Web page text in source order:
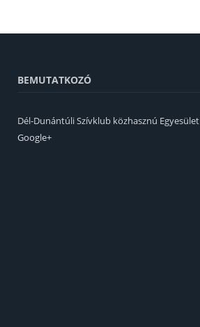
BEMUTATKOZÓ
Dél-Dunántúli Szívklub közhasznú Egyesület
Google+